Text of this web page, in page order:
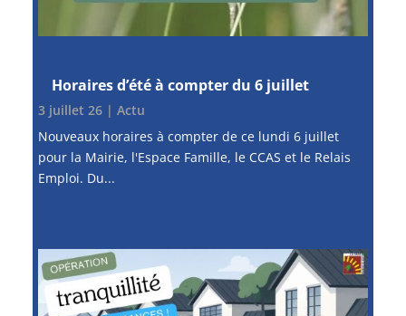
Horaires d’été à compter du 6 juillet
3 juillet 26| Actu
Nouveaux horaires à compter de ce lundi 6 juillet
pour la Mairie, l'Espace Famille, le CCAS et le Relais
Emploi. Du...